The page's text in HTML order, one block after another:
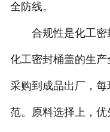
全防线。
合规性是化工密
化工密封桶盖的生
采购到成品出厂，
范。原料选择上，